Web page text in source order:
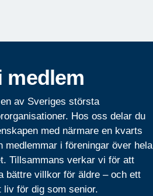
medlem
av Sveriges största
Hos oss delar du
med närmare en kvarts
medlemmar i föreningar över hela
Tillsammans verkar vi för att
bättre villkor för äldre – och ett
liv för dig som senior.